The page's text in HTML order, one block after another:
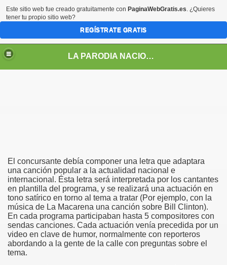
LA PARODIA NACIONAL
El concursante debía componer una letra que adaptara
una canción popular a la actualidad nacional e
internacional. Ésta letra será interpretada por los cantantes
en plantilla del programa, y se realizará una actuación en
tono satírico en torno al tema a tratar (Por ejemplo, con la
música de La Macarena una canción sobre Bill Clinton).
En cada programa participaban hasta 5 compositores con
sendas canciones. Cada actuación venía precedida por un
video en clave de humor, normalmente con reporteros
abordando a la gente de la calle con preguntas sobre el
tema.
PERSONAJES DE LA PARODIA
Este sitio web fue creado gratuitamente con PaginaWebGratis.es. ¿Quieres
tener tu propio sitio web?
REGÍSTRATE GRATIS